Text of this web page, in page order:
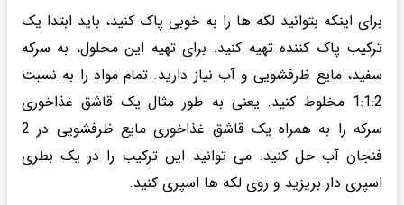
برای اینکه بتوانید لکه ها را به خوبی پاک کنید، باید ابتدا یک
ترکیب پاک کننده تهیه کنید. برای تهیه این محلول، به سرکه
سفید، مایع ظرفشویی و آب نیاز دارید. تمام مواد را به نسبت
1:1:2 مخلوط کنید. یعنی به طور مثال یک قاشق غذاخوری
سرکه را به همراه یک قاشق غذاخوری مایع ظرفشویی در 2
فنجان آب حل کنید. می توانید این ترکیب را در یک بطری
اسپری دار بریزید و روی لکه ها اسپری کنید.